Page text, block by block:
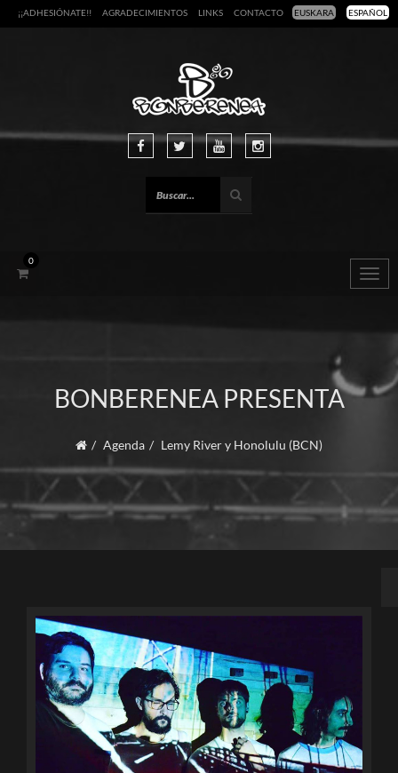
EUSKARA ESPAÑOL
¡¡ADHESIÓNATE!! AGRADECIMIENTOS LINKS CONTACTO
0
BONBERENEA PRESENTA
Agenda Lemy River y Honolulu (BCN)